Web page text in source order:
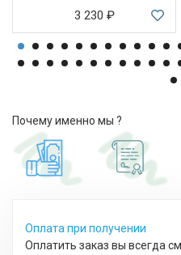
3 230 ₽
Почему именно мы ?
Оплата при получении
Оплатить заказ вы всегда